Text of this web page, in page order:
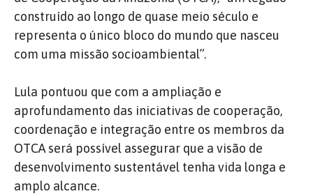
construído ao longo de quase meio século e
representa o único bloco do mundo que nasceu
com uma missão socioambiental”.
Lula pontuou que com a ampliação e
aprofundamento das iniciativas de cooperação,
coordenação e integração entre os membros da
OTCA será possível assegurar que a visão de
desenvolvimento sustentável tenha vida longa e
amplo alcance.